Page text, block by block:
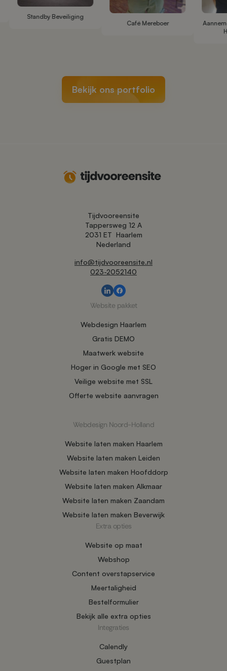
Standby Beveiliging
Café Mereboer
Bekijk ons portfolio
Tijdvooreensite
Tappersweg 12 A
2031 ET Haarlem
Nederland
info@tijdvooreensite.nl
023-2052140
Website pakket
Webdesign Haarlem
Gratis DEMO
Maatwerk website
Hoger in Google met SEO
Veilige website met SSL
Offerte website aanvragen
Webdesign Noord-Holland
Website laten maken Haarlem
Website laten maken Leiden
Website laten maken Hoofddorp
Website laten maken Alkmaar
Website laten maken Zaandam
Website laten maken Beverwijk
Extra opties
Website op maat
Webshop
Content overstapservice
Meertaligheid
Bestelformulier
Bekijk alle extra opties
Integraties
Calendly
Guestplan